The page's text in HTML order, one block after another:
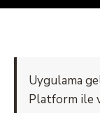
Uygulama
Platform ile